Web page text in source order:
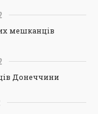
мешканців
Донеччини